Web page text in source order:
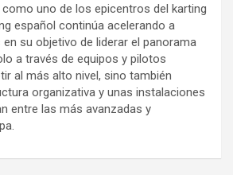
uno de los epicentros del karting
español continúa acelerando a
su objetivo de liderar el panorama
a través de equipos y pilotos
al más alto nivel, sino también
organizativa y unas instalaciones
entre las más avanzadas y